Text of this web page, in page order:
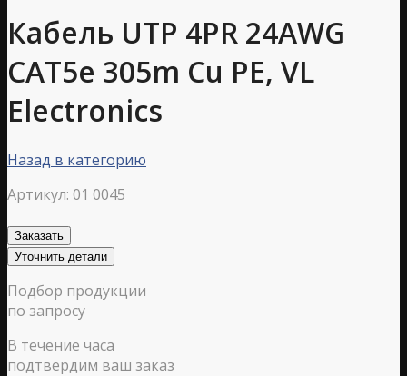
Кабель UTP 4PR 24AWG
CAT5е 305m Cu PE, VL
Electronics
Назад в категорию
Артикул: 01 0045
Заказать
Уточнить детали
Подбор продукции
по запросу
В течение часа
подтвердим ваш заказ